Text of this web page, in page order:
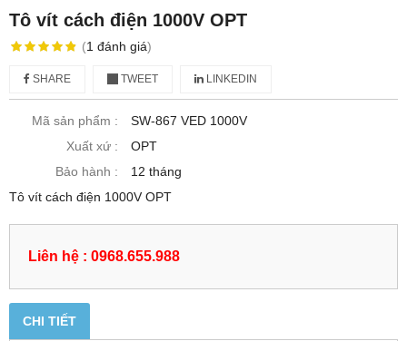
Tô vít cách điện 1000V OPT
(1 đánh giá)
SHARE TWEET LINKEDIN
Mã sản phẩm :
SW-867 VED 1000V
Xuất xứ :
OPT
Bảo hành :
12 tháng
Tô vít cách điện 1000V OPT
Liên hệ : 0968.655.988
CHI TIẾT